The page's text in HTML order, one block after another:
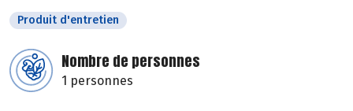
Produit d'entretien
Nombre de personnes
1 personnes